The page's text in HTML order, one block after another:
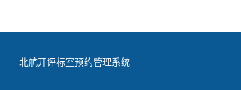
北航开评标室预约管理系统